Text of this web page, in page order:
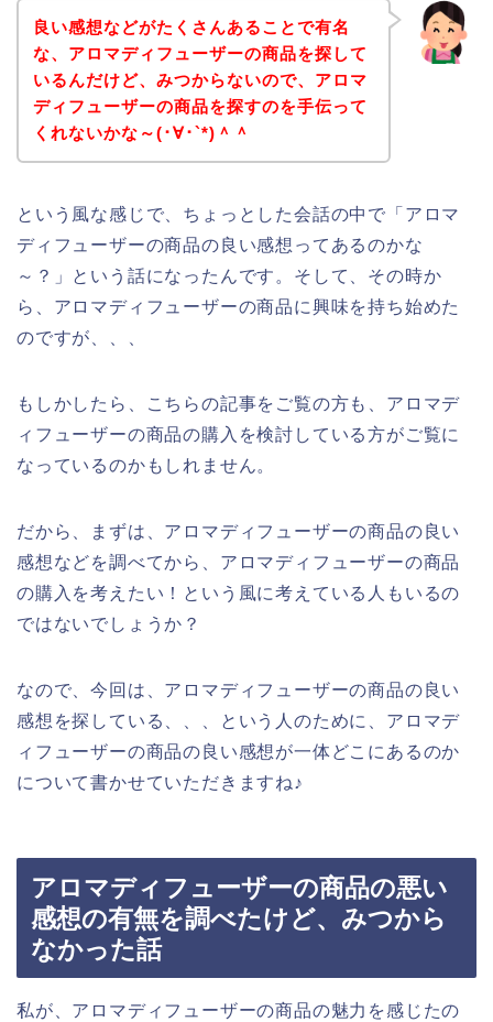
良い感想などがたくさんあることで有名
な、アロマディフューザーの商品を探して
いるんだけど、みつからないので、アロマ
ディフューザーの商品を探すのを手伝って
くれないかな～(･∀･`*)＾＾
という風な感じで、ちょっとした会話の中で「アロマ
ディフューザーの商品の良い感想ってあるのかな
～？」という話になったんです。そして、その時か
ら、アロマディフューザーの商品に興味を持ち始めた
のですが、、、
もしかしたら、こちらの記事をご覧の方も、アロマデ
ィフューザーの商品の購入を検討している方がご覧に
なっているのかもしれません。
だから、まずは、アロマディフューザーの商品の良い
感想などを調べてから、アロマディフューザーの商品
の購入を考えたい！という風に考えている人もいるの
ではないでしょうか？
なので、今回は、アロマディフューザーの商品の良い
感想を探している、、、という人のために、アロマデ
ィフューザーの商品の良い感想が一体どこにあるのか
について書かせていただきますね♪
アロマディフューザーの商品の悪い
感想の有無を調べたけど、みつから
なかった話
私が、アロマディフューザーの商品の魅力を感じたの